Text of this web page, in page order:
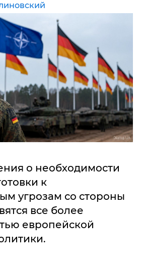
о необходимости
к
угрозам со стороны
все более
европейской